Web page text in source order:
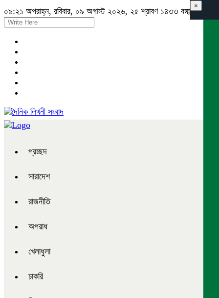
০৯:২১ অপরাহ্ন, রবিবার, ০৯ অগাস্ট ২০২৬, ২৫ শ্রাবণ ১৪৩৩ বঙ্গাব্দ
প্রচ্ছদ
সারাদেশ
রাজনীতি
অপরাধ
খেলাধুলা
চাকরি
×